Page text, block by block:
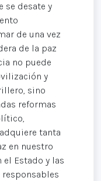
se desate y
de una vez
de la paz
no puede
y
sino
reformas
tanta
en nuestro
el Estado y las